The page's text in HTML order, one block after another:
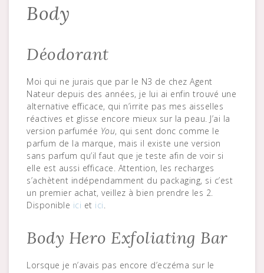
Body
Déodorant
Moi qui ne jurais que par le N3 de chez Agent
Nateur depuis des années, je lui ai enfin trouvé une
alternative efficace, qui n’irrite pas mes aisselles
réactives et glisse encore mieux sur la peau. J’ai la
version parfumée You, qui sent donc comme le
parfum de la marque, mais il existe une version
sans parfum qu’il faut que je teste afin de voir si
elle est aussi efficace. Attention, les recharges
s’achètent indépendamment du packaging, si c’est
un premier achat, veillez à bien prendre les 2.
Disponible ici et ici
Body Hero Exfoliating Bar
Lorsque je n’avais pas encore d’eczéma sur le